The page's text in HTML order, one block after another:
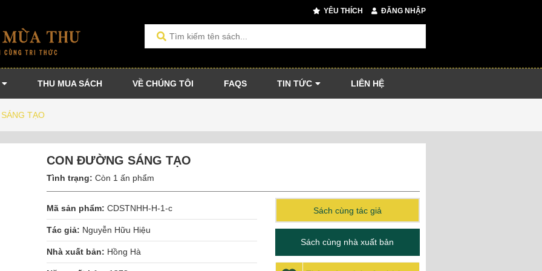
YÊU THÍCH ĐĂNG NHẬP
THU MUA SÁCH VỀ CHÚNG TÔI FAQS TIN TỨC LIÊN HỆ
TẠO
CON ĐƯỜNG SÁNG TẠO
Tình trạng:Còn 1 ấn phẩm
Mã sản phẩm: CDSTNHH-H-1-c
Tác giả: Nguyễn Hữu Hiệu
Nhà xuất bản: Hồng Hà
Sách cùng tác giả
Sách cùng nhà xuất bản